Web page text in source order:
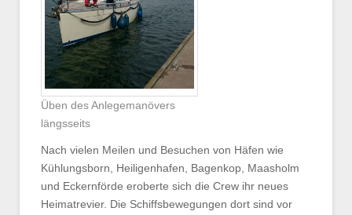
Üben des Anlegemanövers
längsseits
Nach vielen Meilen und Besuchen von Häfen wie
Kühlungsborn, Heiligenhafen, Bagenkop, Maasholm
und Eckernförde eroberte sich die Crew ihr neues
Heimatrevier. Die Schiffsbewegungen dort sind vor